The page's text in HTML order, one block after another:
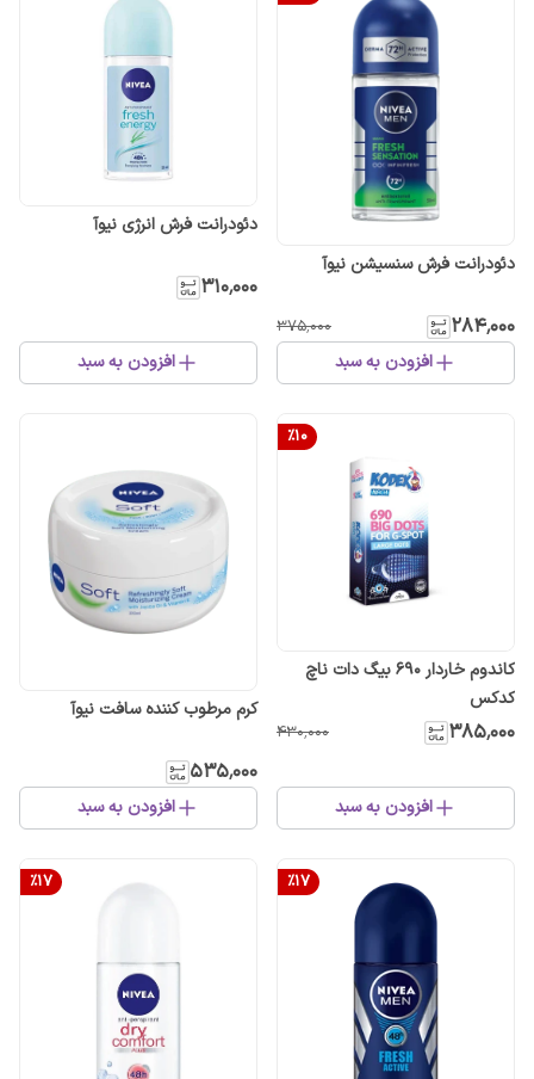
دئودرانت فرش سنسیشن نیوآ
۲۸۴٬۰۰۰ ۳۷۵٬۰۰۰
افزودن به سبد
دئودرانت فرش انرژی نیوآ
۳۱۰٬۰۰۰
افزودن به سبد
%10
کاندوم خاردار 690 بیگ دات ناچ
کدکس
۳۸۵٬۰۰۰ ۴۳۰٬۰۰۰
افزودن به سبد
کرم مرطوب کننده سافت نیوآ
۵۳۵٬۰۰۰
افزودن به سبد
%17
%17